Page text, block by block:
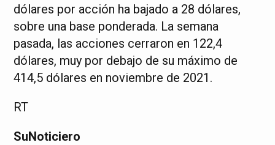
dólares por acción ha bajado a 28 dólares,
sobre una base ponderada. La semana
pasada, las acciones cerraron en 122,4
dólares, muy por debajo de su máximo de
414,5 dólares en noviembre de 2021.
RT
SuNoticiero